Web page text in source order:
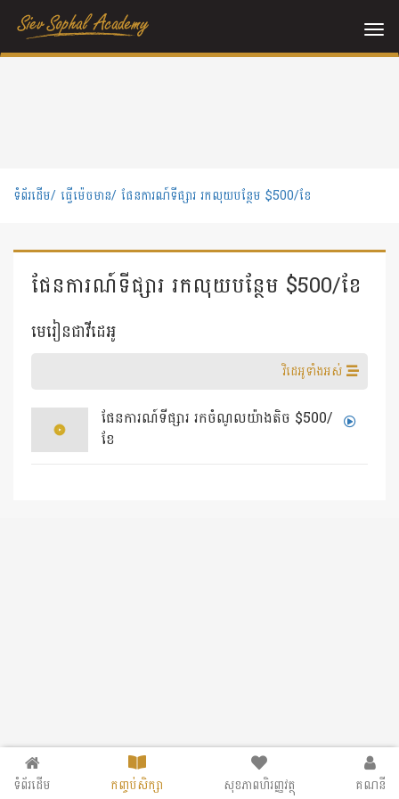
ទំព័រដើម/ ធ្វើម៉េចមាន/ ផែនការណ៍ទីផ្សារ រកលុយបន្ថែម $500/ខែ
ផែនការណ៍ទីផ្សារ រកលុយបន្ថែម $500/ខែ
មេរៀនជាវីដេអូ
វិដេអូទាំងអស់
ផែនការណ៍ទីផ្សារ រកចំណូលយ៉ាងតិច $500/
ខែ
ទំព័រដើម កញ្ចប់សិក្សា សុខភាពហិរញ្ញវត្ថុ គណនី